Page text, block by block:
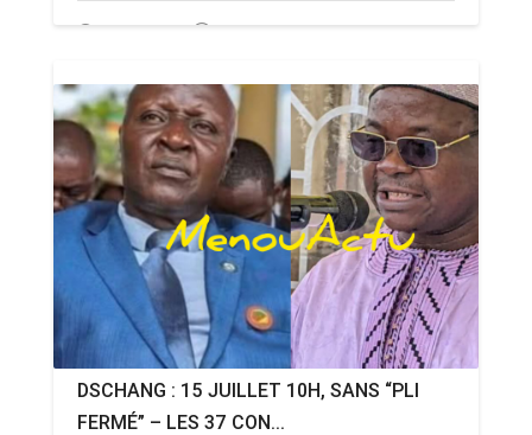
15/07/26 Par MenouActu 0
DSCHANG : 15 JUILLET 10H, SANS “PLI
FERMÉ” – LES 37 CON...